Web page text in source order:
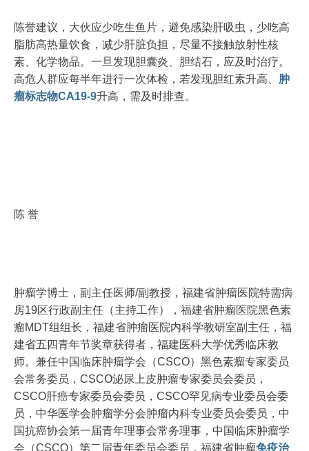
陈誉建议，大伙应少吃生鱼片，避免感染肝吸虫，少吃高
脂肪高热量饮食，减少肝脏负担，尽量不接触放射性核
素、化学物品。一旦发现胆囊炎、胆结石，应及时治疗。
高危人群应每半年进行一次体检，若发现胆红素升高、 肿
瘤标志物CA19-9升高，需及时排查。
陈 誉
肿瘤学博士，副主任医师/副教授，福建省肿瘤医院特需病
房19区行政副主任（主持工作），福建省肿瘤医院黑色素
瘤MDT组组长，福建省肿瘤医院内科学教研室副主任，福
建省五四青年节奖章获得者，福建医科大学优秀临床教
师。兼任中国临床肿瘤学会（CSCO）黑色素瘤专家委员
会常务委员，CSCO泌尿上皮肿瘤专家委员会委员，
CSCO肝癌专家委员会委员，CSCO罕见病专业委员会委
员，中华医学会肿瘤学分会肿瘤内科专业委员会委员，中
国抗癌协会第一届青年理事会常务理事，中国临床肿瘤学
会（CSCO）第二届青年委员会委员，福建省肿瘤免疫治